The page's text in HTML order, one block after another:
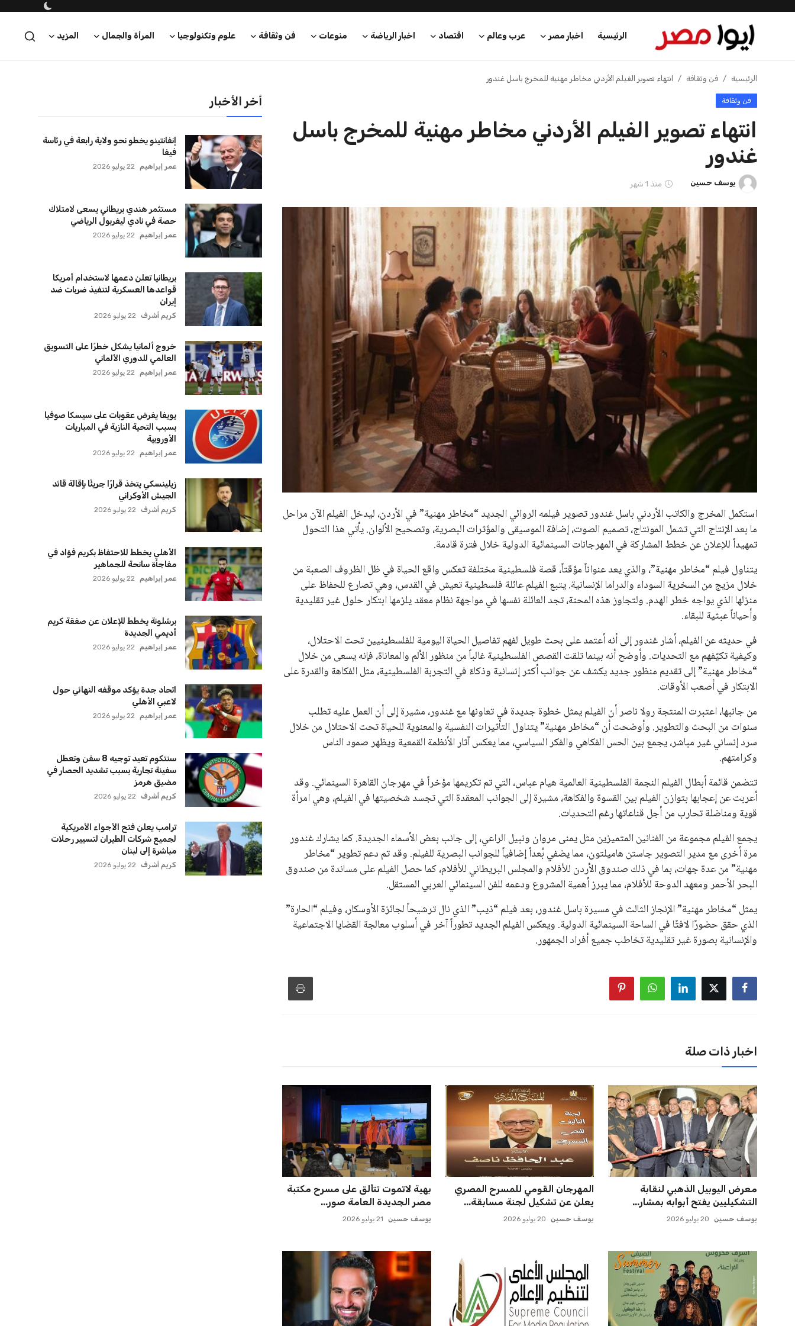
الرئيسية اخبار مصر عرب وعالم اقتصاد اخبار الرياضة منوعات فن وثقافة علوم وتكنولوجيا المرأة والجمال المزيد
الرئيسية
اخبار مصر
عرب وعالم
اخبار الرياضة
الرئيسية فن وثقافة انتهاء تصوير الفيلم الأردني مخاطر مهنية للمخرج باسل غندور
فن وثقافة
انتهاء تصوير الفيلم الأردني مخاطر مهنية للمخرج باسل
غندور
يوسف حسين منذ 1 شهر
استكمل المخرج والكاتب الأردني باسل غندور تصوير فيلمه الروائي الجديد “مخاطر مهنية” في الأردن، ليدخل الفيلم الآن مراحل
ما بعد الإنتاج التي تشمل المونتاج، تصميم الصوت، إضافة الموسيقى والمؤثرات البصرية، وتصحيح الألوان. يأتي هذا التحول
تمهيداً للإعلان عن خطط المشاركة في المهرجانات السينمائية الدولية خلال فترة قادمة.
يتناول فيلم “مخاطر مهنية”، والذي يعد عنواناً مؤقتاً، قصة فلسطينية مختلفة تعكس واقع الحياة في ظل الظروف الصعبة من
خلال مزيج من السخرية السوداء والدراما الإنسانية. يتبع الفيلم عائلة فلسطينية تعيش في القدس، وهي تصارع للحفاظ على
منزلها الذي يواجه خطر الهدم. ولتجاوز هذه المحنة، تجد العائلة نفسها في مواجهة نظام معقد يلزمها ابتكار حلول غير تقليدية
وأحياناً عبثية للبقاء.
في حديثه عن الفيلم، أشار غندور إلى أنه أعتمد على بحث طويل لفهم تفاصيل الحياة اليومية للفلسطينيين تحت الاحتلال،
وكيفية تكيّفهم مع التحديات. وأوضح أنه بينما تلقت القصص الفلسطينية غالباً من منظور الألم والمعاناة، فإنه يسعى من خلال
“مخاطر مهنية” إلى تقديم منظور جديد يكشف عن جوانب أكثر إنسانية وذكاءً في التجربة الفلسطينية، مثل الفكاهة والقدرة على
الابتكار في أصعب الأوقات.
من جانبها، اعتبرت المنتجة رولا ناصر أن الفيلم يمثل خطوة جديدة في تعاونها مع غندور، مشيرة إلى أن العمل عليه تطلب
سنوات من البحث والتطوير. وأوضحت أن “مخاطر مهنية” يتناول التأثيرات النفسية والمعنوية للحياة تحت الاحتلال من خلال
سرد إنساني غير مباشر، يجمع بين الحس الفكاهي والفكر السياسي، مما يعكس آثار الأنظمة القمعية ويظهر صمود الناس
وكرامتهم.
تتضمن قائمة أبطال الفيلم النجمة الفلسطينية العالمية هيام عباس، التي تم تكريمها مؤخراً في مهرجان القاهرة السينمائي. وقد
أعربت عن إعجابها بتوازن الفيلم بين القسوة والفكاهة، مشيرة إلى الجوانب المعقدة التي تجسد شخصيتها في الفيلم، وهي امرأة
قوية ومناضلة تحارب من أجل قناعاتها رغم التحديات.
يجمع الفيلم مجموعة من الفنانين المتميزين مثل يمنى مروان ونبيل الراعي، إلى جانب بعض الأسماء الجديدة. كما يشارك غندور
مرة أخرى مع مدير التصوير جاستن هاميلتون، مما يضفي بُعداً إضافياً للجوانب البصرية للفيلم. وقد تم دعم تطوير “مخاطر
مهنية” من عدة جهات، بما في ذلك صندوق الأردن للأفلام والمجلس البريطاني للأفلام، كما حصل الفيلم على مساندة من صندوق
البحر الأحمر ومعهد الدوحة للأفلام، مما يبرز أهمية المشروع ودعمه للفن السينمائي العربي المستقل.
يمثل “مخاطر مهنية” الإنجاز الثالث في مسيرة باسل غندور، بعد فيلم “ذيب” الذي نال ترشيحاً لجائزة الأوسكار، وفيلم “الحارة”
الذي حقق حضورًا لافتًا في الساحة السينمائية الدولية. ويعكس الفيلم الجديد تطوراً آخر في أسلوب معالجة القضايا الاجتماعية
والإنسانية بصورة غير تقليدية تخاطب جميع أفراد الجمهور.
اخبار ذات صلة
معرض اليوبيل الذهبي لنقابة
التشكيليين يفتح أبوابه بمشار...
يوسف حسين 20 يوليو 2026
المهرجان القومي للمسرح المصري
يعلن عن تشكيل لجنة مسابقة...
يوسف حسين 20 يوليو 2026
بهية لاتموت تتألق على مسرح مكتبة
مصر الجديدة العامة صور...
يوسف حسين 21 يوليو 2026
أخر الأخبار
إنفانتينو يخطو نحو ولاية رابعة في رئاسة
فيفا
عمر إبراهيم 22 يوليو 2026
مستثمر هندي بريطاني يسعى لامتلاك
حصة في نادي ليفربول الرياضي
عمر إبراهيم 22 يوليو 2026
بريطانيا تعلن دعمها لاستخدام أمريكا
قواعدها العسكرية لتنفيذ ضربات ضد
إيران
كريم أشرف 22 يوليو 2026
خروج ألمانيا يشكل خطرًا على التسويق
العالمي للدوري الألماني
عمر إبراهيم 22 يوليو 2026
يويفا يفرض عقوبات على سيسكا صوفيا
بسبب التحية النازية في المباريات
الأوروبية
عمر إبراهيم 22 يوليو 2026
زيلينسكي يتخذ قرارًا جريئًا بإقالة قائد
الجيش الأوكراني
كريم أشرف 22 يوليو 2026
الأهلي يخطط للاحتفاظ بكريم فؤاد في
مفاجأة سانحة للجماهير
عمر إبراهيم 22 يوليو 2026
برشلونة يخطط للإعلان عن صفقة كريم
أديمي الجديدة
عمر إبراهيم 22 يوليو 2026
اتحاد جدة يؤكد موقفه النهائي حول
لاعبي الأهلي
عمر إبراهيم 22 يوليو 2026
سنتكوم تعيد توجيه 8 سفن وتعطل
سفينة تجارية بسبب تشديد الحصار في
مضيق هرمز
كريم أشرف 22 يوليو 2026
ترامب يعلن فتح الأجواء الأمريكية
لجميع شركات الطيران لتسيير رحلات
مباشرة إلى لبنان
كريم أشرف 22 يوليو 2026